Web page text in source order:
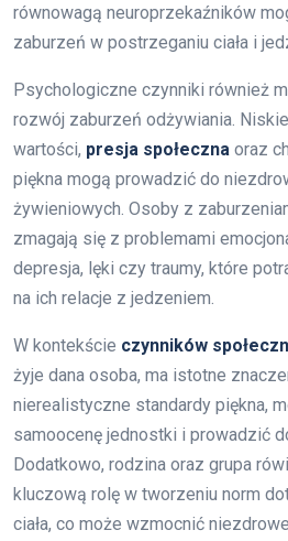
równowagą neuroprzekaźników
zaburzeń w postrzeganiu ciała i
Psychologiczne czynniki również
rozwój zaburzeń odżywiania.
wartości, presja społeczna oraz
piękna mogą prowadzić do
żywieniowych. Osoby z
zmagają się z problemami
depresja, lęki czy traumy, które
na ich relacje z jedzeniem.
W kontekście czynników
żyje dana osoba, ma istotne
nierealistyczne standardy piękna,
samoocenę jednostki i prowadzić
Dodatkowo, rodzina oraz grupa
kluczową rolę w tworzeniu norm
ciała, co może wzmocnić